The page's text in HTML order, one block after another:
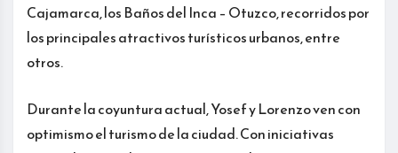
Cajamarca, los Baños del Inca – Otuzco, recorridos por
los principales atractivos turísticos urbanos, entre
otros.
Durante la coyuntura actual, Yosef y Lorenzo ven con
optimismo el turismo de la ciudad. Con iniciativas